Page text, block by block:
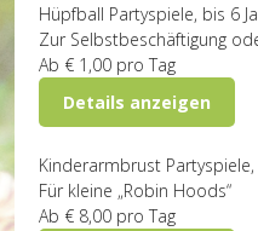
Hüpfball Partyspiele, bis 6
Zur Selbstbeschäftigung
Ab € 1,00 pro Tag
Details anzeigen
Kinderarmbrust
Für kleine „Robin Hoods“
Ab € 8,00 pro Tag